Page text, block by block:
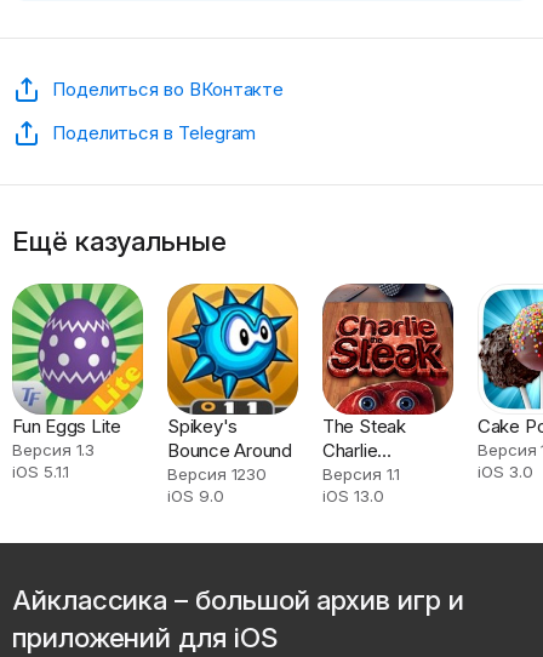
Поделиться во ВКонтакте
Поделиться в Telegram
Ещё казуальные
Fun Eggs Lite
Версия 1.3
iOS 5.1.1
Spikey's
Bounce Around
Версия 1230
iOS 9.0
The Steak
Charlie
Animations
Версия 1.1
iOS 13.0
Cake
Версия
iOS 3.0
Айклассика – большой архив игр и
приложений для iOS